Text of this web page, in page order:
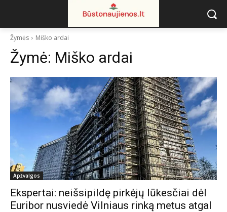
Žymės Miško ardai
Žymė: Miško ardai
Apžvalgos
Ekspertai: neišsipildę pirkėjų lūkesčiai dėl
Euribor nusviedė Vilniaus rinką metus atgal